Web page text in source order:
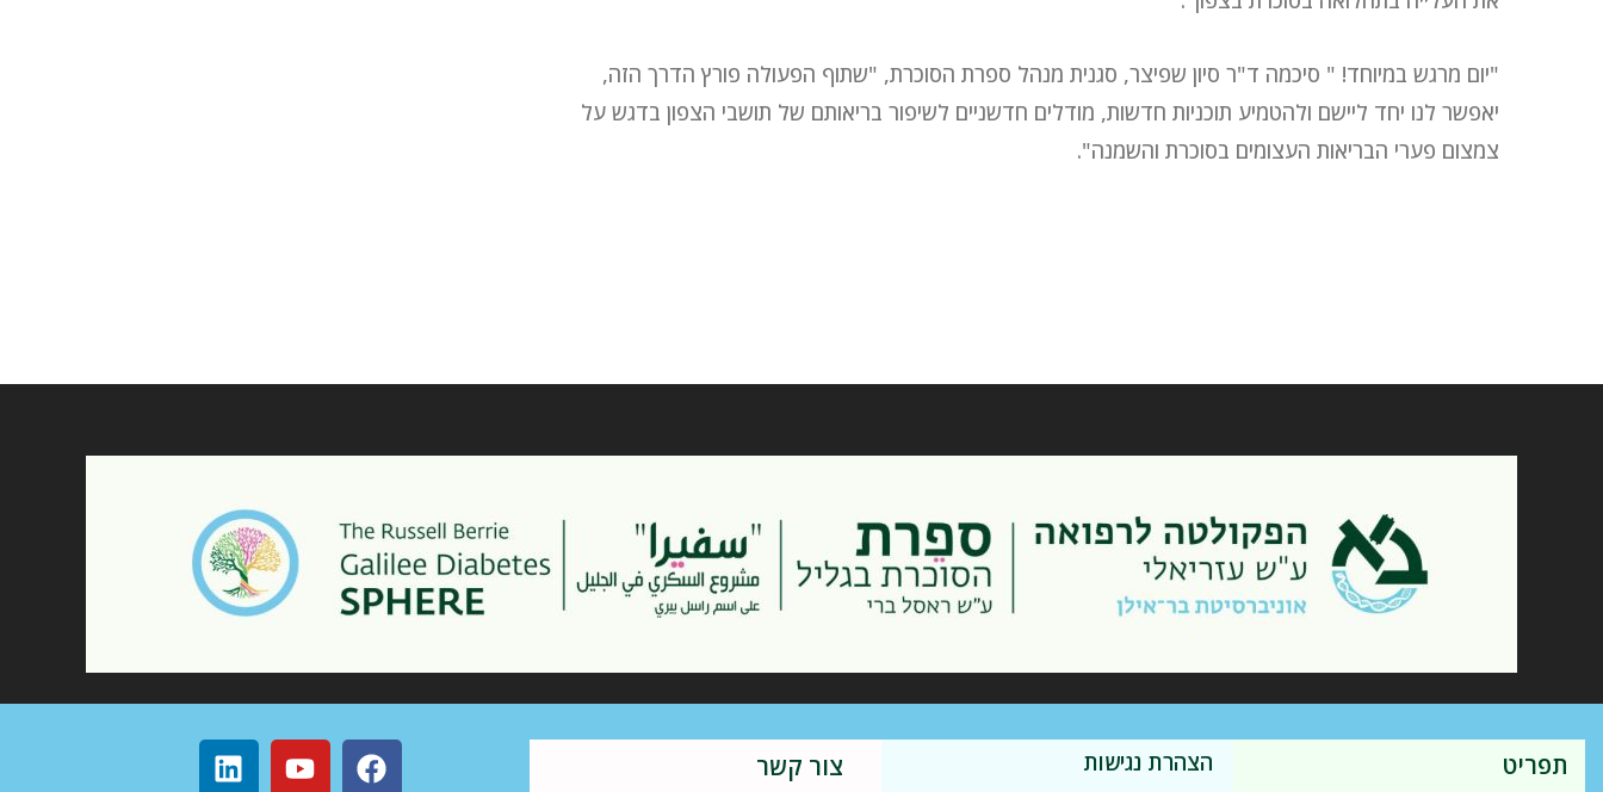
"יום מרגש במיוחד! " סיכמה ד"ר סיון שפיצר, סגנית מנהל ספרת הסוכרת, "שתוף הפעולה פורץ הדרך הזה,
יאפשר לנו יחד ליישם ולהטמיע תוכניות חדשות, מודלים חדשניים לשיפור בריאותם של תושבי הצפון בדגש על
צמצום פערי הבריאות העצומים בסוכרת והשמנה".
תפריט
הצהרת נגישות
צור קשר